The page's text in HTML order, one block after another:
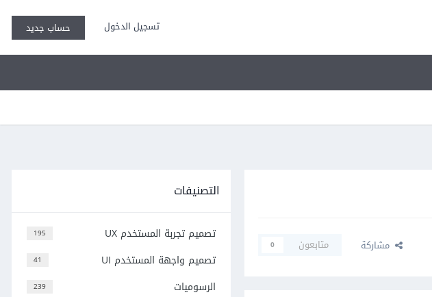
تسجيل الدخول حساب جديد
مشاركة متابعون 0
التصنيفات
195 تصميم تجربة المستخدم UX
41 تصميم واجهة المستخدم UI
239 الرسوميات